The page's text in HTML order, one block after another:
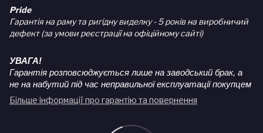
Pride
Гарантія на раму та ригідну виделку - 5 років на виробничий
дефект (за умови реєстрації на офіційному сайті)
УВАГА!
Гарантія розповсюджується лише на заводський брак, а
не на набутий під час неправильної експлуатації покупцем
Більше інформації про гарантію та повернення